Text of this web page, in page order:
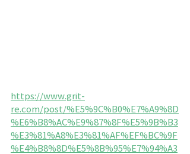
https://www.grit-
re.com/post/%E5%9C%B0%E7%A9%8D
%E6%B8%AC%E9%87%8F%E5%9B%B3
%E3%81%A8%E3%81%AF%EF%BC%9F
%E4%B8%8D%E5%8B%95%E7%94%A3